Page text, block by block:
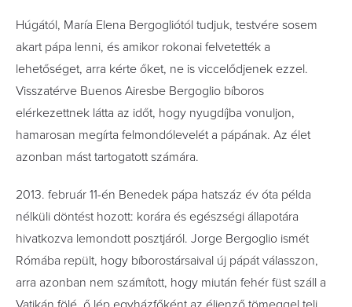
Húgától, María Elena Bergogliótól tudjuk, testvére sosem
akart pápa lenni, és amikor rokonai felvetették a
lehetőséget, arra kérte őket, ne is viccelődjenek ezzel.
Visszatérve Buenos Airesbe Bergoglio bíboros
elérkezettnek látta az időt, hogy nyugdíjba vonuljon,
hamarosan megírta felmondólevelét a pápának. Az élet
azonban mást tartogatott számára.
2013. február 11-én Benedek pápa hatszáz év óta példa
nélküli döntést hozott: korára és egészségi állapotára
hivatkozva lemondott posztjáról. Jorge Bergoglio ismét
Rómába repült, hogy bíborostársaival új pápát válasszon,
arra azonban nem számított, hogy miután fehér füst száll a